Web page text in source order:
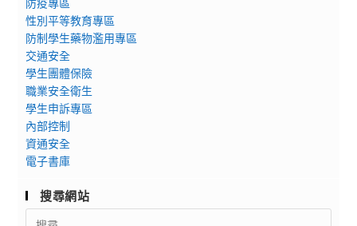
性別平等教育專區
防制學生藥物濫用專區
交通安全
學生團體保險
職業安全衛生
學生申訴專區
內部控制
資通安全
電子書庫
搜尋網站
Search